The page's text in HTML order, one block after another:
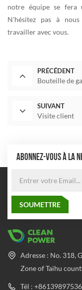
notre équipe se fera
N'hésitez pas à
travailler avec vous.
PRÉCÉDENT
Bouteille de
SUIVANT
Visite client
ABONNEZ-VOUS À LA
Adresse : No. 318,
Zone of Taihu
Tél :